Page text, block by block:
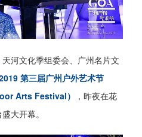
河文化季组委会、广州名片文
第三届广州户外艺术节
Arts Festival）
，昨夜在花
大开幕。